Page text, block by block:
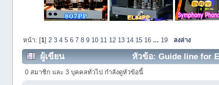
หน้า: [1]2 3 4 5 6 7 8 9 10 11 12 13 14 15 16 ... 19 ลงล่าง
ผู้เขียน หัวข้อ: Guide line for
0 สมาชิก และ 3 บุคคลทั่วไป กำลังดูหัวข้อนี้